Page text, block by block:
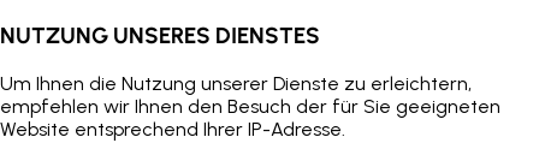
NUTZUNG UNSERES DIENSTES
Um Ihnen die Nutzung unserer Dienste zu erleichtern,
empfehlen wir Ihnen den Besuch der für Sie geeigneten
Website entsprechend Ihrer IP-Adresse.